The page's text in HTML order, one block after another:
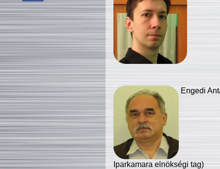
Engedi
Iparkamara elnökségi tag)